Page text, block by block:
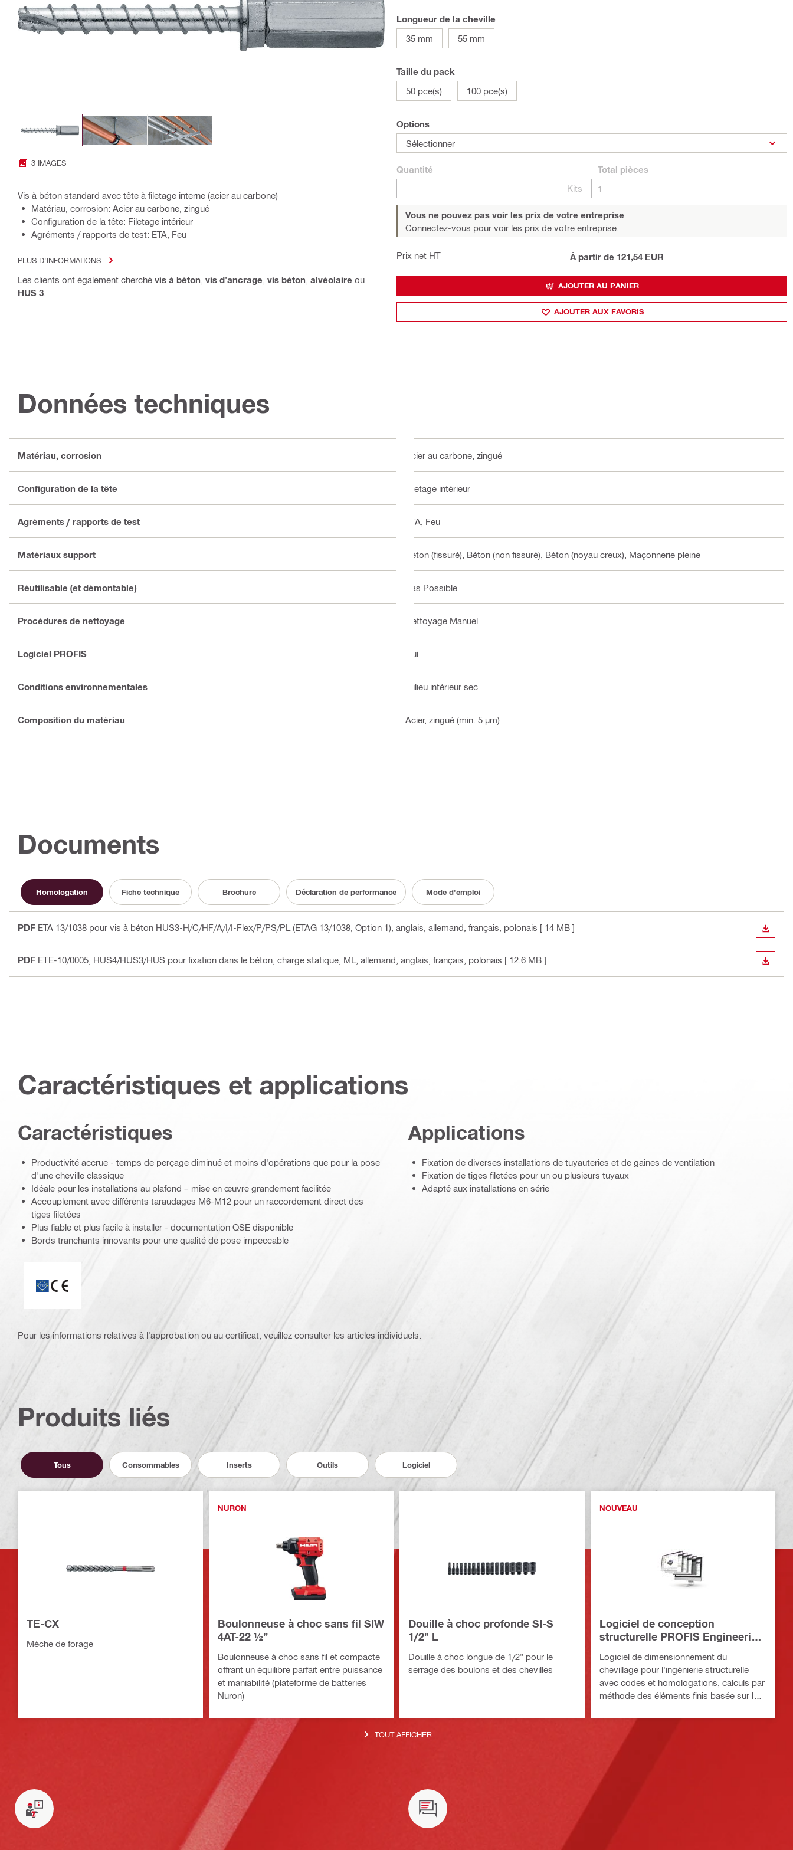
3 IMAGES
Vis à béton standard avec tête à filetage interne (acier au carbone)
Matériau, corrosion: Acier au carbone, zingué
Configuration de la tête: Filetage intérieur
Agréments / rapports de test: ETA, Feu
PLUS D'INFORMATIONS
Les clients ont également cherché vis à béton vis d'ancrage vis béton alvéolaire ou
HUS 3
Longueur de la cheville
35 mm
55 mm
Taille du pack
50 pce(s)
100 pce(s)
Options
Sélectionner
Quantité
Kits
Total pièces
1
Vous ne pouvez pas voir les prix de votre entreprise
Connectez-vous pour voir les prix de votre entreprise.
Prix net HT À partir de 121,54 EUR
AJOUTER AU PANIER
AJOUTER AUX FAVORIS
Données techniques
Matériau, corrosion Acier au carbone, zingué
Configuration de la tête Filetage intérieur
Agréments / rapports de test ETA, Feu
Matériaux support Béton (fissuré), Béton (non fissuré), Béton (noyau creux), Maçonnerie pleine
Réutilisable (et démontable) Pas Possible
Procédures de nettoyage Nettoyage Manuel
Logiciel PROFIS Oui
Conditions environnementales milieu intérieur sec
Composition du matériau Acier, zingué (min. 5 µm)
Documents
Homologation Fiche technique Brochure Déclaration de performance Mode d'emploi
PDF ETA 13/1038 pour vis à béton HUS3-H/C/HF/A/I/I-Flex/P/PS/PL (ETAG 13/1038, Option 1) , anglais, allemand, français, polonais [ 14 MB ]
PDF ETE-10/0005, HUS4/HUS3/HUS pour fixation dans le béton, charge statique, ML , allemand, anglais, français, polonais [ 12.6 MB ]
Caractéristiques et applications
Caractéristiques
Productivité accrue - temps de perçage diminué et moins d'opérations que pour la pose
d'une cheville classique
Idéale pour les installations au plafond – mise en œuvre grandement facilitée
Accouplement avec différents taraudages M6-M12 pour un raccordement direct des
tiges filetées
Plus fiable et plus facile à installer - documentation QSE disponible
Bords tranchants innovants pour une qualité de pose impeccable
Applications
Fixation de diverses installations de tuyauteries et de gaines de ventilation
Fixation de tiges filetées pour un ou plusieurs tuyaux
Adapté aux installations en série
Pour les informations relatives à l'approbation ou au certificat, veuillez consulter les articles individuels.
Produits liés
Tous Consommables Inserts Outils Logiciel
TE-CX
Mèche de forage
NURON
Boulonneuse à choc sans fil SIW
4AT-22 ½”
Boulonneuse à choc sans fil et compacte
offrant un équilibre parfait entre puissance
et maniabilité (plateforme de batteries
Nuron)
Douille à choc profonde SI-S
1/2" L
Douille à choc longue de 1/2" pour le
serrage des boulons et des chevilles
NOUVEAU
Logiciel de conception
structurelle PROFIS Engineering
Logiciel de dimensionnement du
chevillage pour l'ingénierie structurelle
avec codes et homologations, calculs par
méthode des éléments finis basée sur les
fixation
TOUT AFFICHER